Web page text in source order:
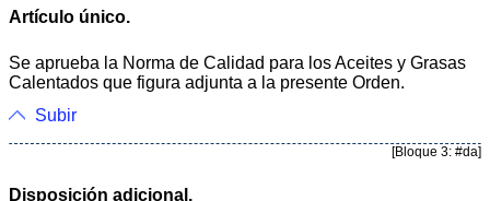
Artículo único.
Se aprueba la Norma de Calidad para los Aceites y Grasas
Calentados que figura adjunta a la presente Orden.
Subir
[Bloque 3: #da]
Disposición adicional.